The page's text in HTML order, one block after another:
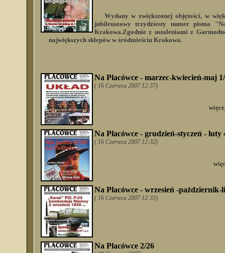
Wydany w zwiększonej objętości, w
jubileuszowy trzydziesty numer pisma
Krakowa.Zgodnie z ustaleniami z
największych sklepów w śródmieściu Krakowa.
Na Placówce - marzec-kwiecień-maj
( 16 Czerwca 2007 12:37)
Na Placówce - grudzień-styczeń - luty
( 16 Czerwca 2007 12:32)
Na Placówce - wrzesień -październik-
( 16 Czerwca 2007 12:33)
Na Placówce 2/26